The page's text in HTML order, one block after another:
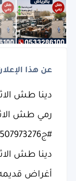
عن هذا
‏دينا طش
رمي طش
دينا طش
أغراض